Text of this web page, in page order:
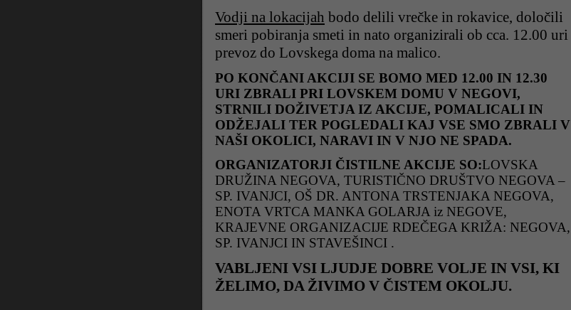
Vodji na lokacijah bodo delili vrečke in rokavice, določili
smeri pobiranja smeti in nato organizirali ob cca. 12.00 uri
prevoz do Lovskega doma na malico.
PO KONČANI AKCIJI SE BOMO MED 12.00 IN 12.30
URI ZBRALI PRI LOVSKEM DOMU V NEGOVI,
STRNILI DOŽIVETJA IZ AKCIJE, POMALICALI IN
ODŽEJALI TER POGLEDALI KAJ VSE SMO ZBRALI V
NAŠI OKOLICI, NARAVI IN V NJO NE SPADA.
ORGANIZATORJI ČISTILNE AKCIJE SO:LOVSKA
DRUŽINA NEGOVA, TURISTIČNO DRUŠTVO NEGOVA –
SP. IVANJCI, OŠ DR. ANTONA TRSTENJAKA NEGOVA,
ENOTA VRTCA MANKA GOLARJA iz NEGOVE,
KRAJEVNE ORGANIZACIJE RDEČEGA KRIŽA: NEGOVA,
SP. IVANJCI IN STAVEŠINCI .
VABLJENI VSI LJUDJE DOBRE VOLJE IN VSI, KI
ŽELIMO, DA ŽIVIMO V ČISTEM OKOLJU.